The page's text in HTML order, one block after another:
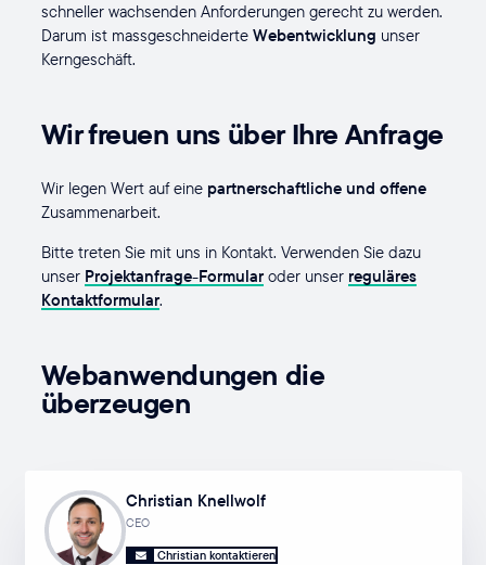
schneller wachsenden Anforderungen gerecht zu werden.
Darum ist massgeschneiderte Webentwicklung unser
Kerngeschäft.
Wir freuen uns über Ihre Anfrage
Wir legen Wert auf eine partnerschaftliche und offene
Zusammenarbeit.
Bitte treten Sie mit uns in Kontakt. Verwenden Sie dazu
unser Projektanfrage-Formularoder unser reguläres
Kontaktformular.
Webanwendungen die
überzeugen
Christian Knellwolf
CEO
Christian kontaktieren